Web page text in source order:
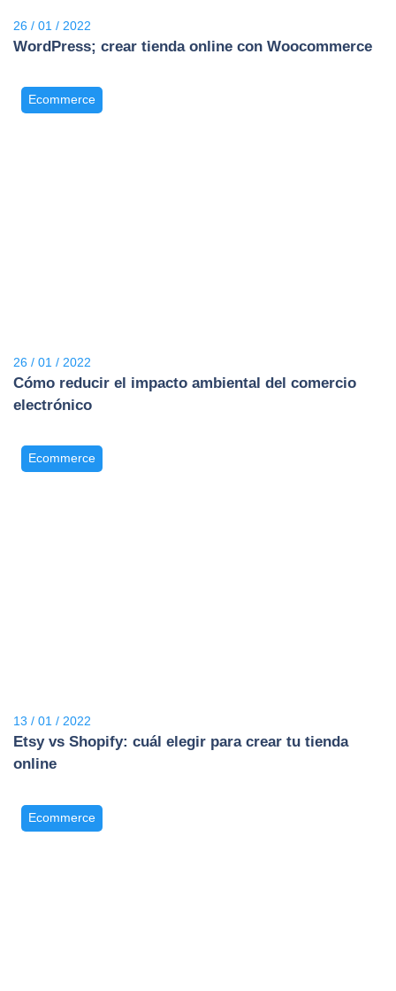
26 / 01 / 2022
WordPress; crear tienda online con Woocommerce
26 / 01 / 2022
Cómo reducir el impacto ambiental del comercio
electrónico
Ecommerce
13 / 01 / 2022
Etsy vs Shopify: cuál elegir para crear tu tienda
online
Ecommerce
Ecommerce